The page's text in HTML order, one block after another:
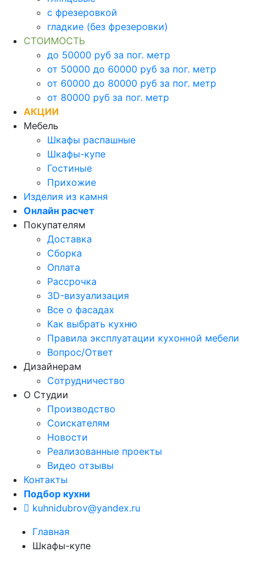
с фрезеровкой
гладкие (без фрезеровки)
СТОИМОСТЬ
до 50000 руб за пог. метр
от 50000 до 60000 руб за пог. метр
от 60000 до 80000 руб за пог. метр
от 80000 руб за пог. метр
АКЦИИ
Мебель
Шкафы распашные
Шкафы-купе
Гостиные
Прихожие
Изделия из камня
Онлайн расчет
Покупателям
Доставка
Сборка
Оплата
Рассрочка
3D-визуализация
Все о фасадах
Как выбрать кухню
Правила эксплуатации кухонной мебели
Вопрос/Ответ
Дизайнерам
Сотрудничество
О Студии
Производство
Соискателям
Новости
Реализованные проекты
Видео отзывы
Контакты
Подбор кухни
kuhnidubrov@yandex.ru
Главная
Шкафы-купе